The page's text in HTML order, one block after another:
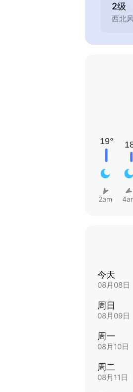
2级
西北
2am
今天
08月08日
周日
08月09日
周一
08月10日
周二
08月11日